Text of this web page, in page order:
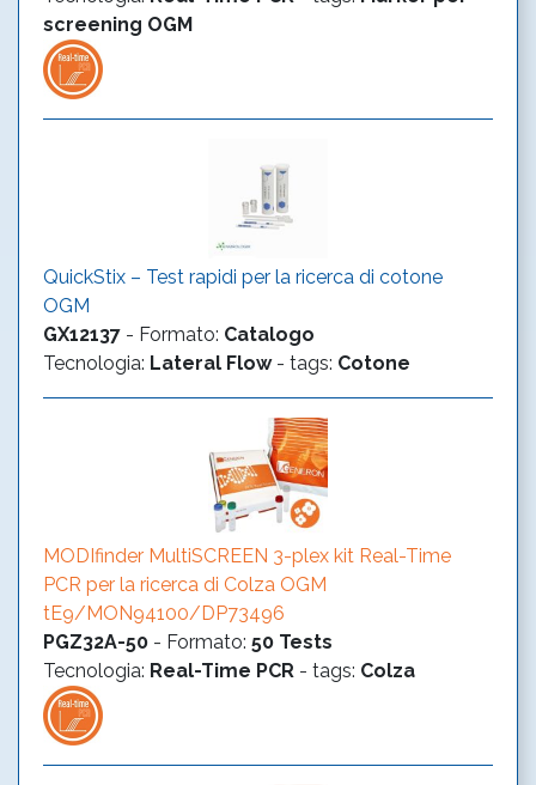
screening OGM
QuickStix – Test rapidi per la ricerca di cotone
OGM
GX12137 - Formato: Catalogo
Tecnologia: Lateral Flow - tags: Cotone
MODIfinder MultiSCREEN 3-plex kit Real-Time
PCR per la ricerca di Colza OGM
tE9/MON94100/DP73496
PGZ32A-50 - Formato: 50 Tests
Tecnologia: Real-Time PCR - tags: Colza